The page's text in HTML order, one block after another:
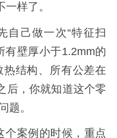
样了。
自己做一次“特征扫
有壁厚小于1.2mm的
结构、所有公差在
后，你就知道这个零
题。
个案例的时候，重点